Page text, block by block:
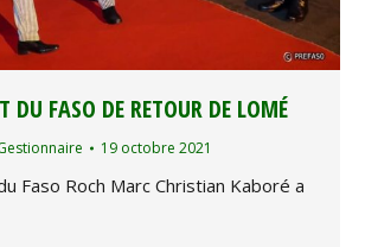
DU FASO DE RETOUR DE LOMÉ
19 octobre 2021
Faso Roch Marc Christian Kaboré a